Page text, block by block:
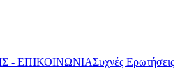
- ΕΠΙΚΟΙΝΩΝΙΑΣυχνές Ερωτήσεις